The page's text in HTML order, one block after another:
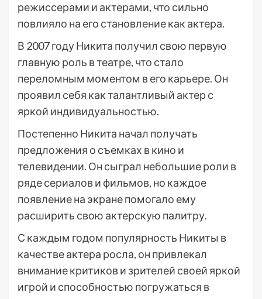
режиссерами и актерами, что сильно
повлияло на его становление как актера.
В 2007 году Никита получил свою первую
главную роль в театре, что стало
переломным моментом в его карьере. Он
проявил себя как талантливый актер с
яркой индивидуальностью.
Постепенно Никита начал получать
предложения о съемках в кино и
телевидении. Он сыграл небольшие роли в
ряде сериалов и фильмов, но каждое
появление на экране помогало ему
расширить свою актерскую палитру.
С каждым годом популярность Никиты в
качестве актера росла, он привлекал
внимание критиков и зрителей своей яркой
игрой и способностью погружаться в